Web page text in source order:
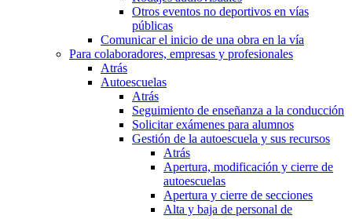
Otros eventos no deportivos en vías
públicas
Comunicar el inicio de una obra en la vía
Para colaboradores, empresas y profesionales
Atrás
Autoescuelas
Atrás
Seguimiento de enseñanza a la conducción
Solicitar exámenes para alumnos
Gestión de la autoescuela y sus recursos
Atrás
Apertura, modificación y cierre de
autoescuelas
Apertura y cierre de secciones
Alta y baja de personal de